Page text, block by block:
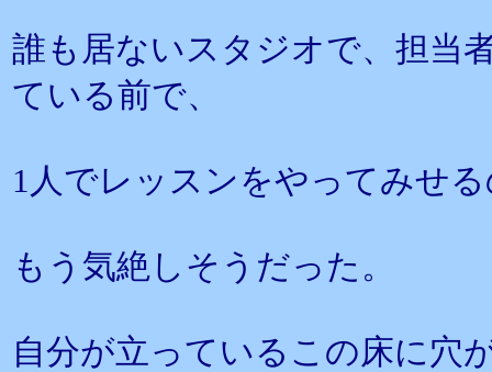
誰も居ないスタジオで、担当
ている前で、
1人でレッスンをやってみせ
もう気絶しそうだった。
自分が立っているこの床に穴